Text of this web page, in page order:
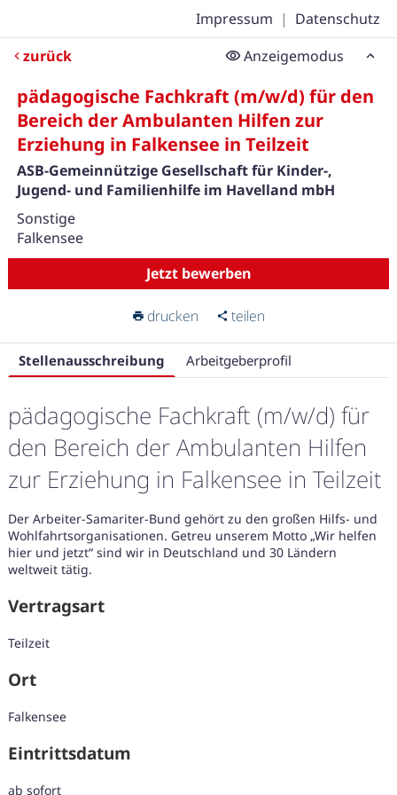
Impressum | Datenschutz
zurück
Anzeigemodus
pädagogische Fachkraft (m/w/d) für den
Bereich der Ambulanten Hilfen zur
Erziehung in Falkensee in Teilzeit
ASB-Gemeinnützige Gesellschaft für Kinder-,
Jugend- und Familienhilfe im Havelland mbH
Sonstige
Falkensee
Jetzt bewerben
drucken teilen
Stellenausschreibung Arbeitgeberprofil
pädagogische Fachkraft (m/w/d) für
den Bereich der Ambulanten Hilfen
zur Erziehung in Falkensee in Teilzeit
Der Arbeiter-Samariter-Bund gehört zu den großen Hilfs- und
Wohlfahrtsorganisationen. Getreu unserem Motto „Wir helfen
hier und jetzt“ sind wir in Deutschland und 30 Ländern
weltweit tätig.
Vertragsart
Teilzeit
Ort
Falkensee
Eintrittsdatum
ab sofort